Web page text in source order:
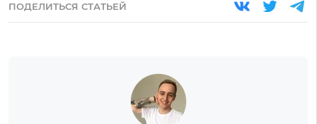
ПОДЕЛИТЬСЯ СТАТЬЕЙ